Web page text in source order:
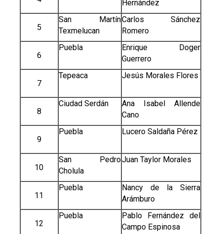
Hernández
5
San Martín
Texmelucan
Carlos Sánchez
Romero
6
Puebla
Enrique Doger
Guerrero
7
Tepeaca Jesús Morales Flores
8
Ciudad Serdán
Ana Isabel Allende
Cano
9
Puebla Lucero Saldaña Pérez
10
San Pedro
Cholula
Juan Taylor Morales
11
Puebla
Nancy de la Sierra
Arámburo
12
Puebla
Pablo Fernández del
Campo Espinosa